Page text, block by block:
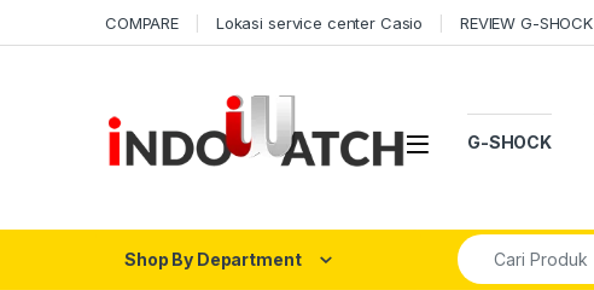
COMPARE Lokasi service center Casio REVIEW G-SHOCK
Open G-SHOCK
Shop By Department
Search for: